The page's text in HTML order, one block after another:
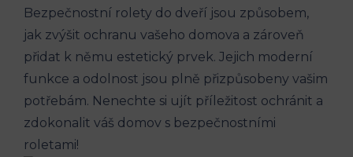
Bezpečnostní rolety do dveří jsou způsobem,
jak zvýšit ochranu vašeho domova a zároveň
přidat k němu estetický prvek. Jejich moderní
funkce a odolnost jsou plně přizpůsobeny vašim
potřebám. Nenechte si ujít příležitost ochránit a
zdokonalit váš domov s bezpečnostními
roletami!